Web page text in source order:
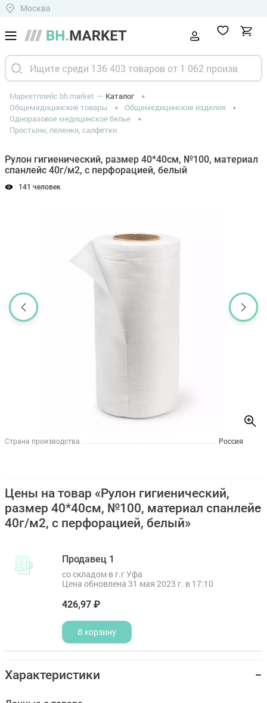
Москва
Маркетплейс bh.market
Каталог
Общемедицинские товары
Общемедицинские изделия
Одноразовое медицинское белье
Простыни, пеленки, салфетки
Рулон гигиенический, размер 40*40см, №100, материал
спанлейс 40г/м2, с перфорацией, белый
141 человек
Страна производства Россия
Цены на товар «Рулон гигиенический,
размер 40*40см, №100, материал спанлейс
40г/м2, с перфорацией, белый»
Продавец 1
со складом в г.г Уфа
Цена обновлена 31 мая 2023 г. в 17:10
426,97 ₽
В корзину
Характеристики